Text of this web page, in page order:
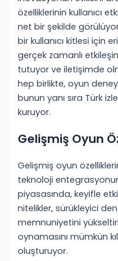
özelliklerinin kullanıcı
net bir şekilde
bir kullanıcı kitlesi için
gerçek zamanlı
tutuyor ve iletişimde
hep birlikte, oyun
bunun yanı sıra Türk
kuruyor.
Gelişmiş Oyun
Gelişmiş oyun
teknoloji
piyasasında, keyifle
nitelikler, sürükleyici
memnuniyetini
oynamasını mümkün
oluşturuyor.